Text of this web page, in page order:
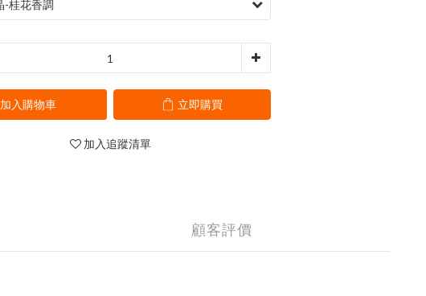
加入購物車 立即購買
加入追蹤清單
顧客評價